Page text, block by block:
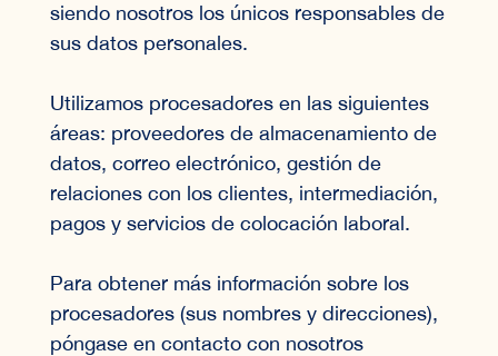
siendo nosotros los únicos responsables de
sus datos personales.
Utilizamos procesadores en las siguientes
áreas: proveedores de almacenamiento de
datos, correo electrónico, gestión de
relaciones con los clientes, intermediación,
pagos y servicios de colocación laboral.
Para obtener más información sobre los
procesadores (sus nombres y direcciones),
póngase en contacto con nosotros